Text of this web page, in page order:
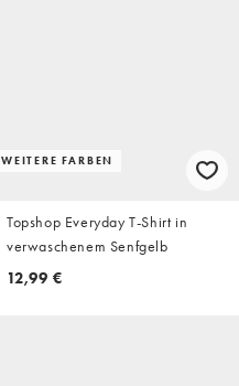
WEITERE FARBEN
Topshop Everyday T-Shirt in
verwaschenem Senfgelb
12,99 €